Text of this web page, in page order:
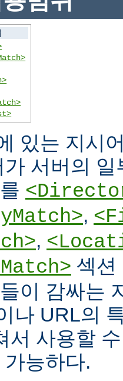
있는 지시
서버의
,
,
섹션
이 감싸는
나 URL의
서 사용할
능하다.